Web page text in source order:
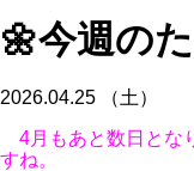
🌼今週の
2026.04.25 （土）
4月もあと数日とな
すね。